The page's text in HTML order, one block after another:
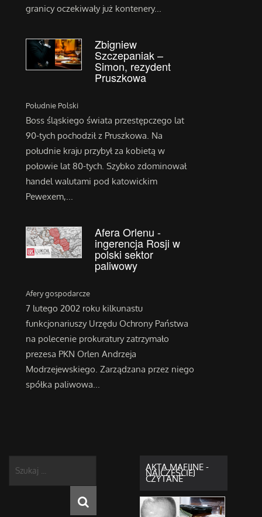
granicy oczekiwały już kontenery...
Zbigniew
Szczepaniak –
Simon, rezydent
Pruszkowa
Południe Polski
Boss śląskiego świata przestępczego lat
90-tych pochodził z Pruszkowa. Na
południe kraju przybył za kobietą w
połowie lat 80-tych. Szybko zdominował
handel walutami pod katowickim
Pewexem,...
Afera Orlenu -
ingerencja Rosji w
polski sektor
paliwowy
Afery gospodarcze
7 lutego 2002 roku kilkunastu
funkcjonariuszy Urzędu Ochrony Państwa
na polecenie prokuratury zatrzymało
prezesa PKN Orlen Andrzeja
Modrzejewskiego. Zarządzana przez niego
spółka paliwowa...
AKTA MAFIJNE -
NAJCZĘŚCIEJ
CZYTANE